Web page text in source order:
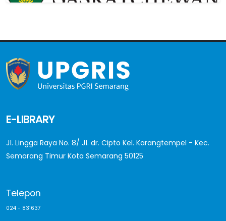
E-LIBRARY
Jl. Lingga Raya No. 8/ Jl. dr. Cipto Kel. Karangtempel - Kec.
Semarang Timur Kota Semarang 50125
Telepon
024 - 831637